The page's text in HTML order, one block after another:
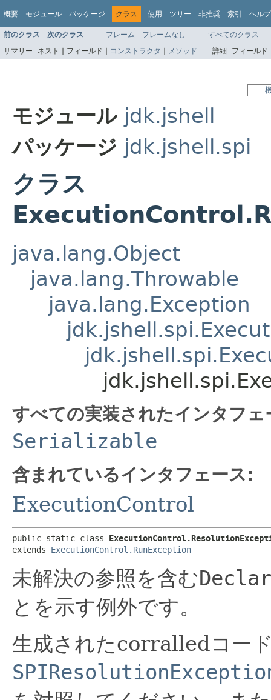
概要 モジュール パッケージ クラス 使用 ツリー 非推奨 索引 ヘルプ
前のクラス 次のクラス フレーム フレームなし
すべてのクラス
サマリー: ネスト | フィールド | コンストラクタ | メソッド 詳細: フィール
モジュール jdk.jshell
パッケージ jdk.jshell.spi
クラス
java.lang.Object
java.lang.Throwable
java.lang.Exception
すべての実装されたインタフ
Serializable
含まれているインタフェース:
ExecutionControl
public static class
extends ExecutionControl.RunException
未解決の参照を含む
とを示す例外です。
生成されたcorralledコー